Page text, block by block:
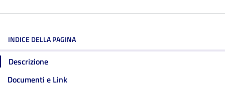
INDICE DELLA PAGINA
Descrizione
Documenti e Link